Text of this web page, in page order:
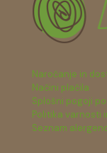
Naročanje in
Načini plačila
Splošni pogoji
Politika varnosti
Seznam